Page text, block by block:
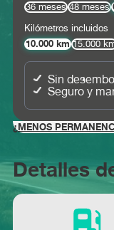
36 meses
48 meses
Kilómetros incluidos
10.000 km 15.000
Sin
Seguro y
¿MENOS
Detalles